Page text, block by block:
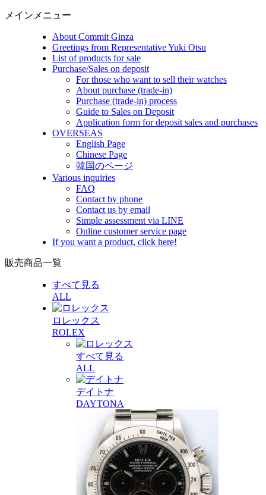
メインメニュー
About Commit Ginza
Greetings from Representative Yuki Otsu
List of products for sale
Purchase/Sales on deposit
For those who want to sell their watches
About purchase (trade-in)
Purchase (trade-in) process
Guide to Sales on Deposit
Application form for deposit sales and purchases
OVERSEAS
English Page
Chinese Page
韓国のページ
Various inquiries
FAQ
Contact by phone
Contact us by email
Simple assessment via LINE
Online customer service page
If you want a product, click here!
販売商品一覧
すべて見る
ALL
ロレックス
ROLEX
すべて見る
ALL
デイトナ
DAYTONA